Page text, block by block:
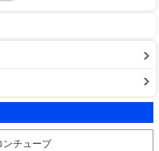
ンチューブ